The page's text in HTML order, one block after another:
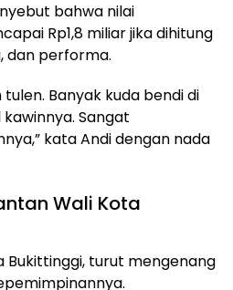
bahwa nilai
Rp1,8 miliar jika dihitung
dan performa.
Banyak kuda bendi di
Sangat
kata Andi dengan nada
Wali Kota
Bukittinggi, turut mengenang